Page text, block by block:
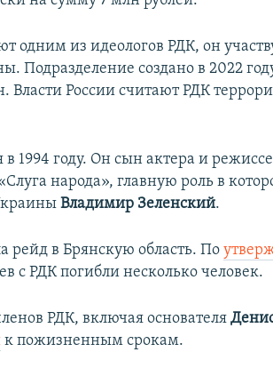
одним из идеологов РДК, он
Подразделение создано в 2022
Власти России считают РДК
1994 году. Он сын актера и
народа», главную роль в
Владимир Зеленский.
рейд в Брянскую область. По
с РДК погибли несколько человек.
РДК, включая основателя
к пожизненным срокам.